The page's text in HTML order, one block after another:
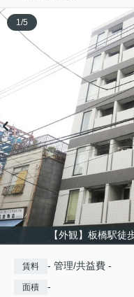
【外観】板橋駅
1/5
賃料 - 管理/共益費 -
面積 -